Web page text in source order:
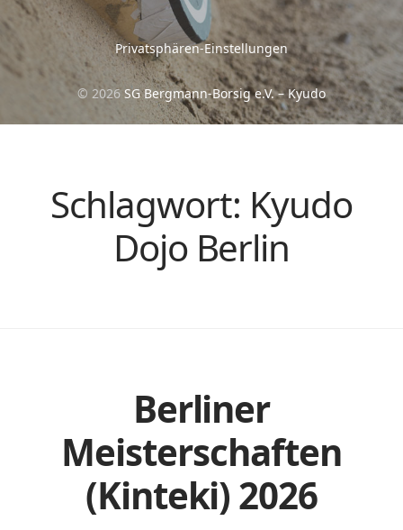
Privatsphären-Einstellungen
© 2026 SG Bergmann-Borsig e.V. – Kyudo
Schlagwort: Kyudo
Dojo Berlin
Berliner
Meisterschaften
(Kinteki) 2026